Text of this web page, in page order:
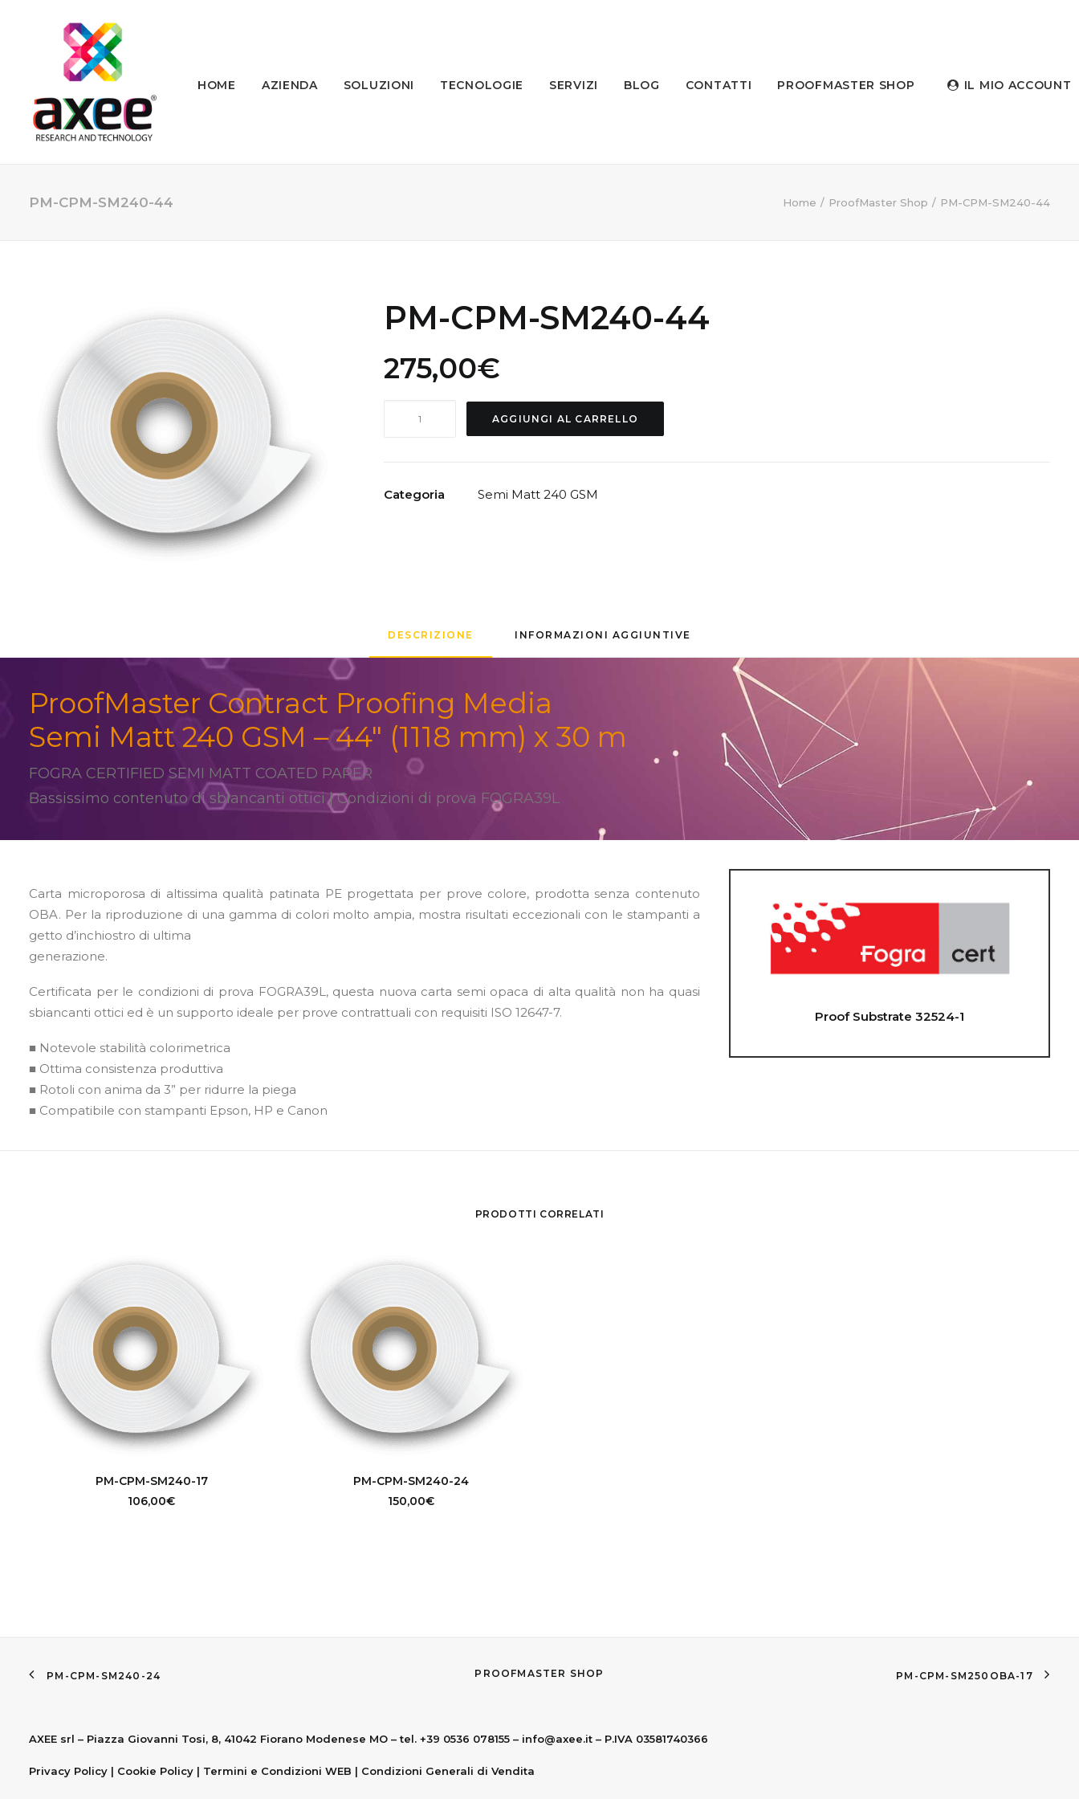
HOME AZIENDA SOLUZIONI TECNOLOGIE SERVIZI BLOG CONTATTI PROOFMASTER SHOP IL MIO ACCOUNT
PM-CPM-SM240-44 Home ProofMaster Shop PM-CPM-SM240-44
PM-CPM-SM240-44
275,00€
quantità
AGGIUNGI AL CARRELLO
Categoria Semi Matt 240 GSM
DESCRIZIONE INFORMAZIONI AGGIUNTIVE
ProofMaster Contract Proofing Media
Semi Matt 240 GSM – 44″ (1118 mm) x 30 m
FOGRA CERTIFIED SEMI MATT COATED PAPER
Bassissimo contenuto di sbiancanti ottici | Condizioni di prova FOGRA39L
Carta microporosa di altissima qualità patinata PE progettata per prove colore, prodotta senza contenuto
OBA. Per la riproduzione di una gamma di colori molto ampia, mostra risultati eccezionali con le stampanti a
getto d’inchiostro di ultima
generazione.
Certificata per le condizioni di prova FOGRA39L, questa nuova carta semi opaca di alta qualità non ha quasi
sbiancanti ottici ed è un supporto ideale per prove contrattuali con requisiti ISO 12647-7.
■ Notevole stabilità colorimetrica
■ Ottima consistenza produttiva
■ Rotoli con anima da 3” per ridurre la piega
■ Compatibile con stampanti Epson, HP e Canon
Proof Substrate 32524-1
PRODOTTI CORRELATI
AGGIUNGI AL CARRELLO
PM-CPM-SM240-17
106,00€
AGGIUNGI AL CARRELLO
PM-CPM-SM240-24
150,00€
PM-CPM-SM240-24 PROOFMASTER SHOP PM-CPM-SM250OBA-17
AXEE srl – Piazza Giovanni Tosi, 8, 41042 Fiorano Modenese MO – tel. +39 0536 078155 – info@axee.it – P.IVA 03581740366
Privacy Policy | Cookie Policy | Termini e Condizioni WEB | Condizioni Generali di Vendita